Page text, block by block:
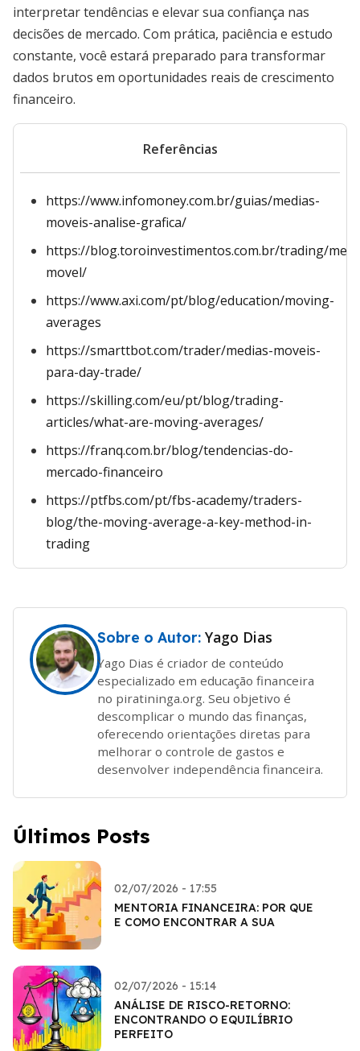
interpretar tendências e elevar sua confiança nas
decisões de mercado. Com prática, paciência e estudo
constante, você estará preparado para transformar
dados brutos em oportunidades reais de crescimento
financeiro.
Referências
https://www.infomoney.com.br/guias/medias-
moveis-analise-grafica/
https://blog.toroinvestimentos.com.br/trading/
movel/
https://www.axi.com/pt/blog/education/moving-
averages
https://smarttbot.com/trader/medias-moveis-
para-day-trade/
https://skilling.com/eu/pt/blog/trading-
articles/what-are-moving-averages/
https://franq.com.br/blog/tendencias-do-
mercado-financeiro
https://ptfbs.com/pt/fbs-academy/traders-
blog/the-moving-average-a-key-method-in-
trading
Sobre o Autor: Yago Dias
Yago Dias é criador de conteúdo
especializado em educação financeira
no piratininga.org. Seu objetivo é
descomplicar o mundo das finanças,
oferecendo orientações diretas para
melhorar o controle de gastos e
desenvolver independência financeira.
Últimos Posts
02/07/2026 - 17:55
MENTORIA FINANCEIRA: POR QUE
E COMO ENCONTRAR A SUA
02/07/2026 - 15:14
ANÁLISE DE RISCO-RETORNO:
ENCONTRANDO O EQUILÍBRIO
PERFEITO